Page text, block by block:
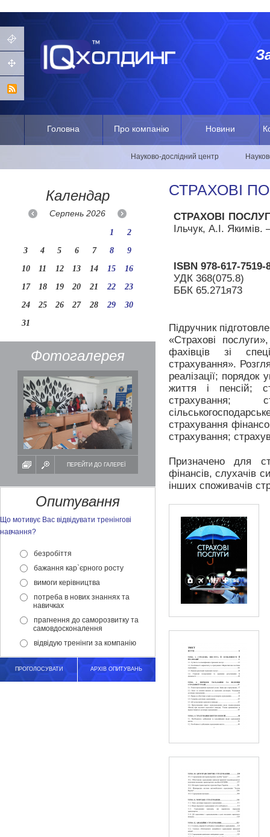
Головна Про компанію Новини
Науково-дослідний центр
Календар
Серпень2026
1
2
3
4 5 6 7 8
9
10
11 12 13 14 15
16
17
18 19 20 21 22
23
24
25 26 27 28 29
30
31
Фотогалерея
ПЕРЕЙТИ ДО ГАЛЕРЕЇ
Опитування
Що мотивує Вас відвідувати тренінгові
навчання?
безробіття
бажання кар`єрного росту
вимоги керівництва
потреба в нових знаннях та
навичках
прагнення до саморозвитку та
самовдосконалення
відвідую тренінги за компанію
ПРОГОЛОСУВАТИ АРХІВ ОПИТУВАНЬ
СТРАХОВІ
СТРАХОВІ
Ільчук, А.І.
ISBN 978-617-7519-
УДК 368(075.8)
ББК 65.271я73
Підручник
«Страхові
фахівців зі
страхування».
реалізації; порядок
життя і пенсій;
страхування;
страхування
страхування;
Призначено для
фінансів, слухачів
інших споживачів